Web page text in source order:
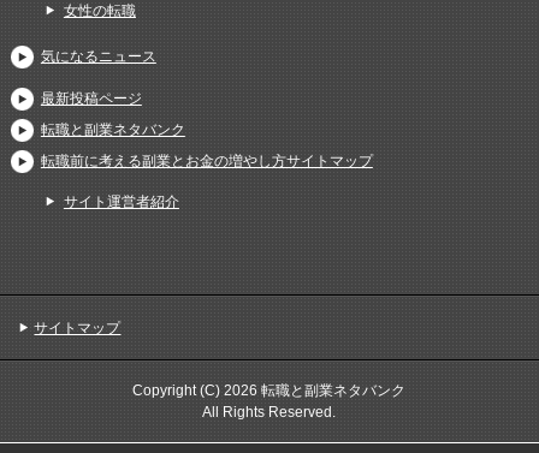
女性の転職
気になるニュース
最新投稿ページ
転職と副業ネタバンク
転職前に考える副業とお金の増やし方サイトマップ
サイト運営者紹介
サイトマップ
Copyright (C) 2026 転職と副業ネタバンク
All Rights Reserved.